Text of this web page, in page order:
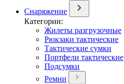
Снаряжение
Категории:
Жилеты разгрузочные
Рюкзаки тактические
Тактические сумки
Портфели тактические
Подсумки
Ремни